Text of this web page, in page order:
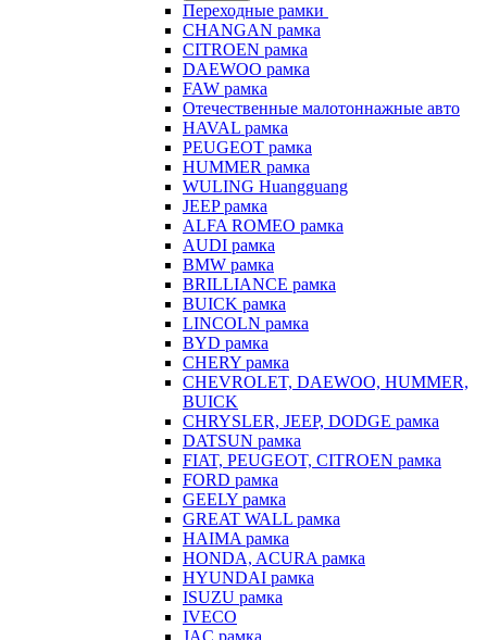
Переходные рамки
CHANGAN рамка
CITROEN рамка
DAEWOO рамка
FAW рамка
Отечественные малотоннажные авто
HAVAL рамка
PEUGEOT рамка
HUMMER рамка
WULING Huangguang
JEEP рамка
ALFA ROMEO рамка
AUDI рамка
BMW рамка
BRILLIANCE рамка
BUICK рамка
LINCOLN рамка
BYD рамка
CHERY рамка
CHEVROLET, DAEWOO, HUMMER,
BUICK
CHRYSLER, JEEP, DODGE рамка
DATSUN рамка
FIAT, PEUGEOT, CITROEN рамка
FORD рамка
GEELY рамка
GREAT WALL рамка
HAIMA рамка
HONDA, ACURA рамка
HYUNDAI рамка
ISUZU рамка
IVECO
JAC рамка